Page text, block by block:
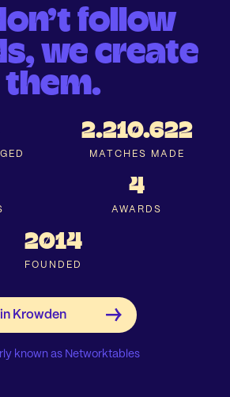
follow
we create
them.
2.210.622
MATCHES MADE
4
AWARDS
2014
FOUNDED
known as Networktables